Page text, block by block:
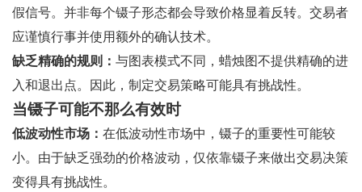
假信号。并非每个镊子形态都会导致价格显着反转。交易者
应谨慎行事并使用额外的确认技术。
缺乏精确的规则： 与图表模式不同，蜡烛图不提供精确的进
入和退出点。因此，制定交易策略可能具有挑战性。
当镊子可能不那么有效时
低波动性市场： 在低波动性市场中，镊子的重要性可能较
小。由于缺乏强劲的价格波动，仅依靠镊子来做出交易决策
变得具有挑战性。